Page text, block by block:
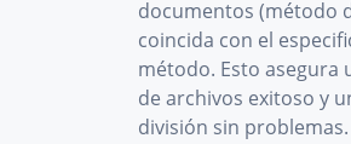
documentos (método
coincida con el
método. Esto asegura
de archivos exitoso y
división sin problemas.